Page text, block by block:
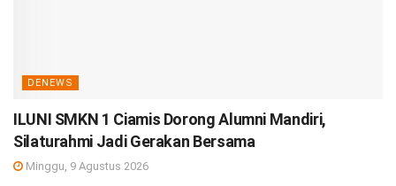
DENEWS
ILUNI SMKN 1 Ciamis Dorong Alumni Mandiri,
Silaturahmi Jadi Gerakan Bersama
Minggu, 9 Agustus 2026